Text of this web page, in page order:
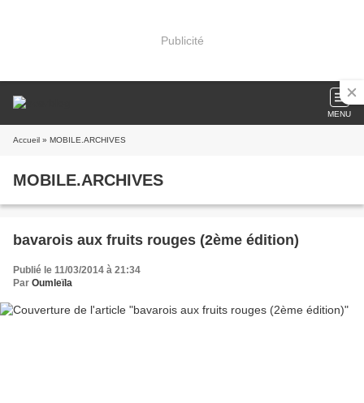
Publicité
MENU
Accueil » MOBILE.ARCHIVES
MOBILE.ARCHIVES
bavarois aux fruits rouges (2ème édition)
Publié le 11/03/2014 à 21:34
Par Oumleïla